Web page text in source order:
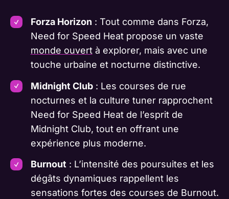
Forza Horizon : Tout comme dans Forza,
Need for Speed Heat propose un vaste
monde ouvertà explorer, mais avec une
touche urbaine et nocturne distinctive.
Midnight Club: Les courses de rue
nocturnes et la culture tuner rapprochent
Need for Speed Heat de l’esprit de
Midnight Club, tout en offrant une
expérience plus moderne.
Burnout: L’intensité des poursuites et les
dégâts dynamiques rappellent les
sensations fortes des courses de Burnout.